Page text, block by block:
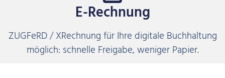
E-Rechnung
ZUGFeRD / XRechnung für Ihre digitale Buchhaltung
möglich: schnelle Freigabe, weniger Papier.